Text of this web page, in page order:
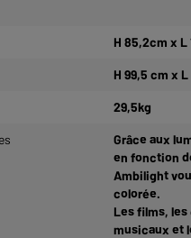
H 85,2cm x L
H 99,5 cm x L
29,5kg
Grâce aux
en fonction
Ambilight
colorée.
Les films,
musicaux et